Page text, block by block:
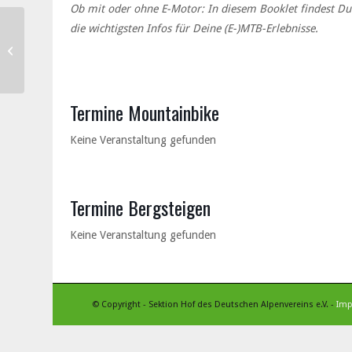
Ob mit oder ohne E-Motor: In diesem Booklet findest Du
die wichtigsten Infos für Deine (E-)MTB-Erlebnisse.
Termine Mountainbike
Keine Veranstaltung gefunden
Termine Bergsteigen
Keine Veranstaltung gefunden
© Copyright - Sektion Hof des Deutschen Alpenvereins e.V. -